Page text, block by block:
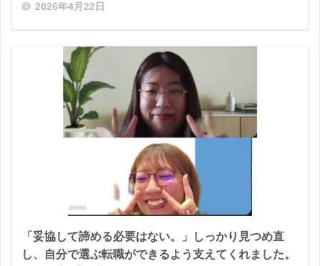
2026年4月22日
「妥協して諦める必要はない。」しっかり見つめ直
し、自分で選ぶ転職ができるよう支えてくれました。